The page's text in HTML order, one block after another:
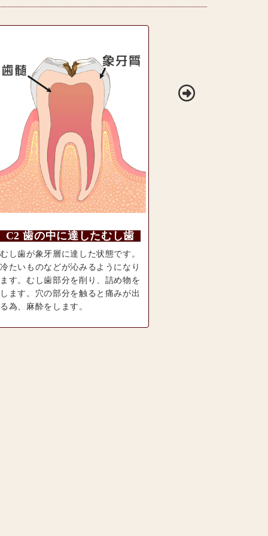
C2 歯の中に達したむし歯
むし歯が象牙層に達した状態です。
冷たいものなどが沁みるようになり
ます。むし歯部分を削り、詰め物を
します。穴の部分を触ると痛みが出
る為、麻酔をします。